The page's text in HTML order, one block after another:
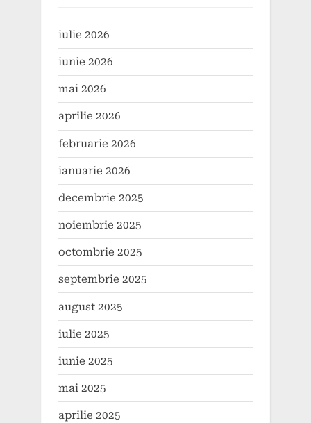
iulie 2026
iunie 2026
mai 2026
aprilie 2026
februarie 2026
ianuarie 2026
decembrie 2025
noiembrie 2025
octombrie 2025
septembrie 2025
august 2025
iulie 2025
iunie 2025
mai 2025
aprilie 2025